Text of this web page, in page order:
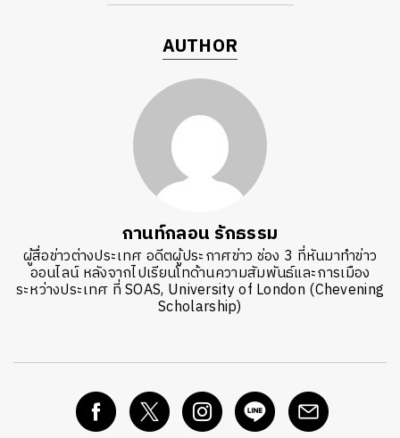
AUTHOR
กานท์กลอน รักธรรม
ผู้สื่อข่าวต่างประเทศ อดีตผู้ประกาศข่าว ช่อง 3 ที่หันมาทำข่าว
ออนไลน์ หลังจากไปเรียนโทด้านความสัมพันธ์และการเมือง
ระหว่างประเทศ ที่ SOAS, University of London (Chevening
Scholarship)